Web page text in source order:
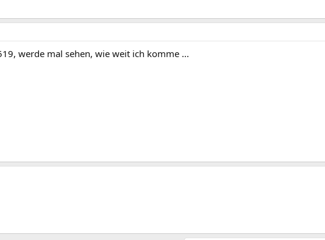
werde mal sehen, wie weit ich komme ...